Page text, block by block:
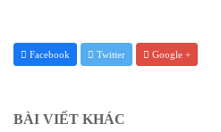
Facebook Twitter Google +
BÀI VIẾT KHÁC